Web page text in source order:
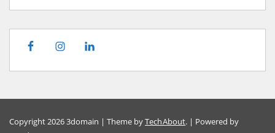
Copyright 2026 3domain | Theme byTechAbout. | Powered by